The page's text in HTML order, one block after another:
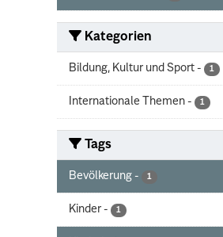
Kategorien
Bildung, Kultur und Sport - 1
Internationale Themen - 1
Tags
Bevölkerung - 1
Kinder - 1